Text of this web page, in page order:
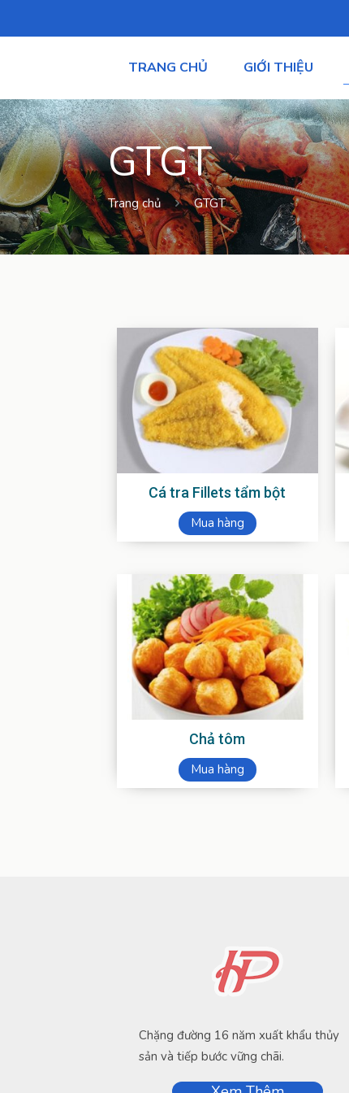
TRANG CHỦ GIỚI THIỆU
GTGT
Trang chủ GTGT
Cá tra Fillets tẩm bột
Mua hàng
Chả tôm
Mua hàng
Chặng đường 16 năm xuất khẩu thủy
sản và tiếp bước vững chãi.